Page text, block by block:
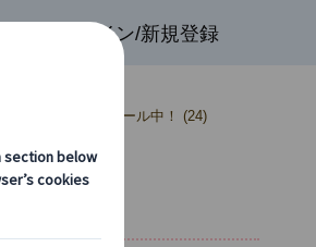
ログイン/新規登録
だ間に合う！夏セール中！ (24)
ヘン着）